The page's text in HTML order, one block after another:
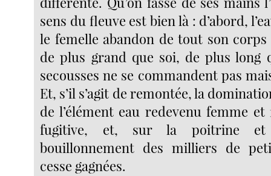
sens du fleuve est bien là : d’abord,
le femelle abandon de tout son corps
de plus grand que soi, de plus long
secousses ne se commandent pas
Et, s’il s’agit de remontée, la
de l’élément eau redevenu femme
fugitive, et, sur la poitrine
bouillonnement des milliers de
cesse gagnées.